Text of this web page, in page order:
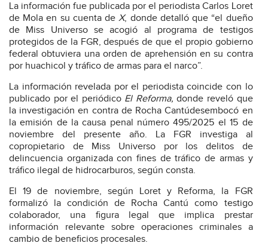
La información fue publicada por el periodista Carlos Loret
de Mola en su cuenta de X, donde detalló que “el dueño
de Miss Universo se acogió al programa de testigos
protegidos de la FGR, después de que el propio gobierno
federal obtuviera una orden de aprehensión en su contra
por huachicol y tráfico de armas para el narco”.
La información revelada por el periodista coincide con lo
publicado por el periódico El Reforma,donde reveló que
la investigación en contra de Rocha Cantúdesembocó en
la emisión de la causa penal número 495/2025 el 15 de
noviembre del presente año. La FGR investiga al
copropietario de Miss Universo por los delitos de
delincuencia organizada con fines de tráfico de armas y
tráfico ilegal de hidrocarburos, según consta.
El 19 de noviembre, según Loret y Reforma, la FGR
formalizó la condición de Rocha Cantú como testigo
colaborador, una figura legal que implica prestar
información relevante sobre operaciones criminales a
cambio de beneficios procesales.